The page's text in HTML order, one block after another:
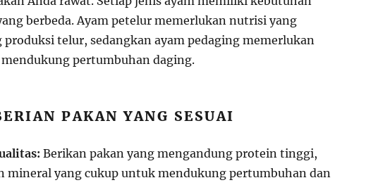
berbeda. Ayam petelur memerlukan nutrisi yang
produksi telur, sedangkan ayam pedaging memerlukan
pertumbuhan daging.
PAKAN YANG SESUAI
Berikan pakan yang mengandung protein tinggi,
mineral yang cukup untuk mendukung pertumbuhan dan